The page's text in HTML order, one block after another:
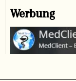
Werbung